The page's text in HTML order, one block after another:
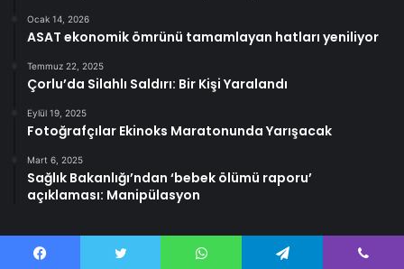
Ocak 14, 2026
ASAT ekonomik ömrünü tamamlayan hatları yeniliyor
Temmuz 22, 2025
Çorlu’da Silahlı Saldırı: Bir Kişi Yaralandı
Eylül 19, 2025
Fotoğrafçılar Ekinoks Maratonunda Yarışacak
Mart 6, 2025
Sağlık Bakanlığı’ndan ‘bebek ölümü raporu’
açıklaması: Manipülasyon